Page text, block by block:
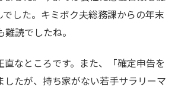
した。キミボク夫総務課からの年末
読でしたね。
なところです。また、「確定申告を
たが、持ち家がない若手サラリーマ